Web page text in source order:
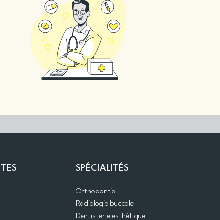
SPÉCIALITÉS
Orthodontie
Radiologie buccale
Dentisterie esthétique